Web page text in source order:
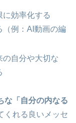
に効率化する
例：AI動画の編
の自分や大切な
な「自分の内なる
くれる良いメッセ